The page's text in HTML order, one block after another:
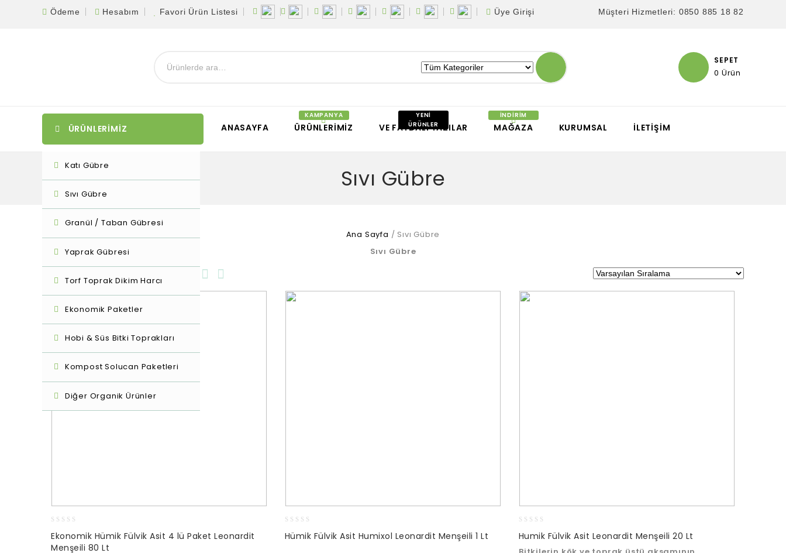
Ödeme Hesabım Favori Ürün Listesi Üye Girişi Müşteri Hizmetleri: 0850 885 18 82
SEPET
0 Ürün
ÜRÜNLERİMİZ
Katı Gübre
Sıvı Gübre
Granül / Taban Gübresi
Yaprak Gübresi
Torf Toprak Dikim Harcı
Ekonomik Paketler
Hobi & Süs Bitki Toprakları
Kompost Solucan Paketleri
Diğer Organik Ürünler
ANASAYFA ÜRÜNLERIMIZ VE FAYDALI YAZILAR MAĞAZA KURUMSAL İLETIŞIM
Sıvı Gübre
Ana Sayfa / Sıvı Gübre
Sıvı Gübre
16 sonuçtan 1-12 arası gösteriliyor
out
of
Ekonomik Hümik Fülvik Asit 4 lü Paket Leonardit
Menşeili 80 Lt
out
Hümik Fülvik Asit Humixol Leonardit Menşeili 1 Lt
out
of
Humik Fülvik Asit Leonardit Menşeili 20 Lt